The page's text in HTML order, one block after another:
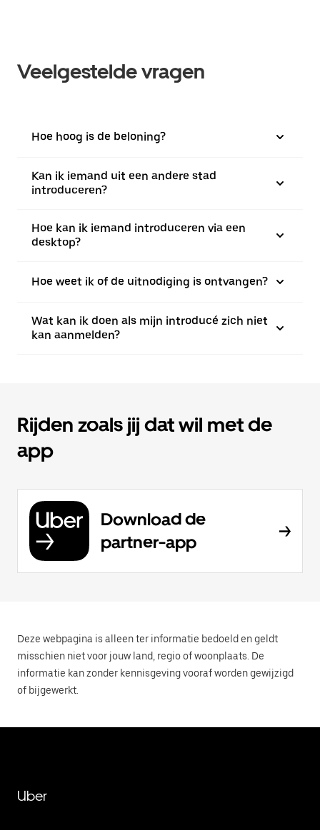
Veelgestelde vragen
Hoe hoog is de beloning?
Kan ik iemand uit een andere stad
introduceren?
Hoe kan ik iemand introduceren via een
desktop?
Hoe weet ik of de uitnodiging is ontvangen?
Wat kan ik doen als mijn introducé zich niet
kan aanmelden?
Rijden zoals jij dat wil met de
app
Download de
partner-app
Deze webpagina is alleen ter informatie bedoeld en geldt
misschien niet voor jouw land, regio of woonplaats. De
informatie kan zonder kennisgeving vooraf worden gewijzigd
of bijgewerkt.
Uber